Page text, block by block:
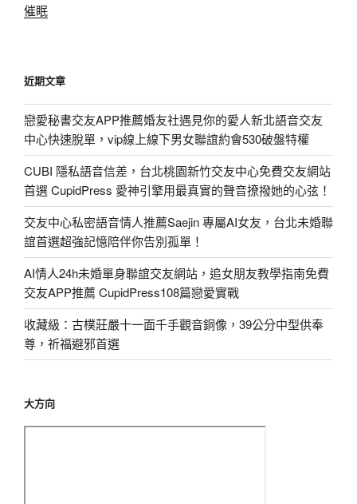
催眠
近期文章
戀愛秘書交友APP推薦婚友社遇見你的愛人新北語音交友
中心快速脫單，vip線上線下男女聯誼約會530破盤特權
CUBI 隱私語音信差，台北桃園新竹交友中心免費交友網站
首選 CupidPress 愛神引擎用最真實的聲音撩撥她的心弦！
交友中心私密語音情人推薦Saejin 專屬AI女友，台北未婚聯
誼首選超強記憶陪伴你告別孤單！
AI情人24h未婚單身聯誼交友網站，追女朋友教學指南免費
交友APP推薦 CupidPress108篇戀愛實戰
收藏級：古樸莊嚴十一面千手觀音銅像，39公分中型供奉
尊，祈福避邪首選
大方向